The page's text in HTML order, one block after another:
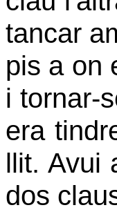
tancar
pis a on
i tornar-
era
llit. Avui
dos